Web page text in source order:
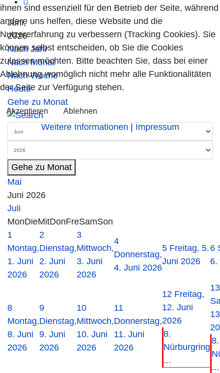
Juni,
2026
Nach Jahr
Nach Monat
Nach Woche
Heute
Gehe zu Monat
Gehe zu Monat
Mai
Juni 2026
Juli
MonDieMitDonFreSamSon
1
Montag,
1. Juni
2026
2
Dienstag,
2. Juni
2026
3
Mittwoch,
3. Juni
2026
4
Donnerstag,
4. Juni 2026
5 Freitag, 5.
Juni 2026
6
6.
8
Montag,
8. Juni
2026
9
Dienstag,
9. Juni
2026
10
Mittwoch,
10. Juni
2026
11
Donnerstag,
11. Juni
2026
12 Freitag,
12. Juni
2026
8.
Nürburgring
...
13
8.
...
ihnen sind essenziell für den Betrieb der Seite, während
andere uns helfen, diese Website und die
Nutzererfahrung zu verbessern (Tracking Cookies). Sie
können selbst entscheiden, ob Sie die Cookies
zulassen möchten. Bitte beachten Sie, dass bei einer
Ablehnung womöglich nicht mehr alle Funktionalitäten
der Seite zur Verfügung stehen.
Akzeptieren Ablehnen
Weitere Informationen | Impressum